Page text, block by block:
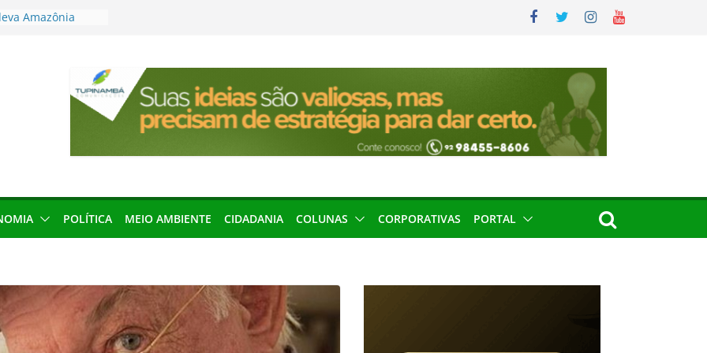
Amazônia
de 2027
local impróprio
fogo no Cemitério
protagonismo
podem barrar
POLÍTICA MEIO AMBIENTE CIDADANIA COLUNAS CORPORATIVAS PORTAL